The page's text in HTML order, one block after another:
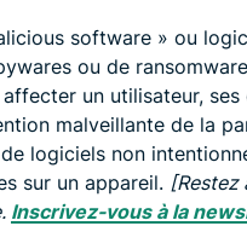
software » ou
ou de
un utilisateur,
malveillante de la
logiciels non
sur un appareil. [Restez
Inscrivez-vous à la